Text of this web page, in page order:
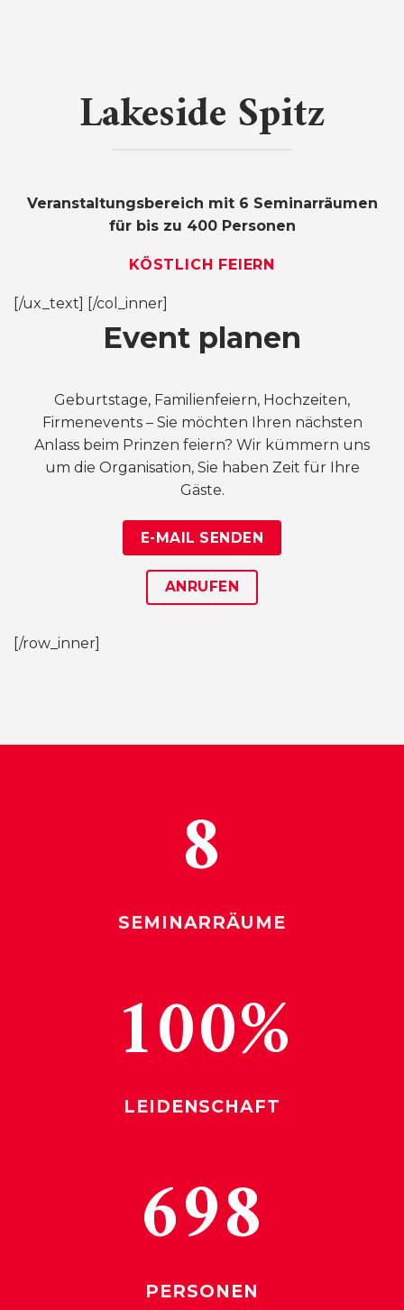
Lakeside Spitz
Veranstaltungsbereich mit 6 Seminarräumen
für bis zu 400 Personen
KÖSTLICH FEIERN
[/ux_text] [/col_inner]
Event planen
Geburtstage, Familienfeiern, Hochzeiten,
Firmenevents – Sie möchten Ihren nächsten
Anlass beim Prinzen feiern? Wir kümmern uns
um die Organisation, Sie haben Zeit für Ihre
Gäste.
E-MAIL SENDEN
ANRUFEN
[/row_inner]
8
SEMINARRÄUME
100%
LEIDENSCHAFT
700
PERSONEN